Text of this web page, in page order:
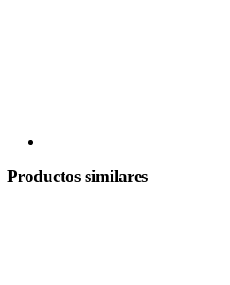
Productos similares